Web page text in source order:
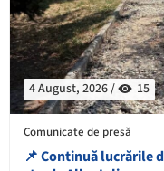
4 August, 2026 / 15
Comunicate de presă
📌 Continuă lucrările